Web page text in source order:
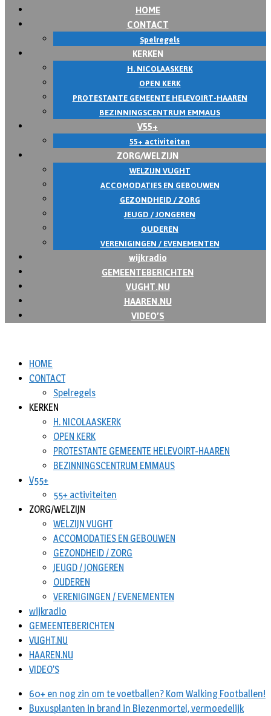
HOME
CONTACT
Spelregels
KERKEN
H. NICOLAASKERK
OPEN KERK
PROTESTANTE GEMEENTE HELEVOIRT-HAAREN
BEZINNINGSCENTRUM EMMAUS
V55+
55+ activiteiten
ZORG/WELZIJN
WELZIJN VUGHT
ACCOMODATIES EN GEBOUWEN
GEZONDHEID / ZORG
JEUGD / JONGEREN
OUDEREN
VERENIGINGEN / EVENEMENTEN
wijkradio
GEMEENTEBERICHTEN
VUGHT.NU
HAAREN.NU
VIDEO’S
HOME
CONTACT
Spelregels
KERKEN
H. NICOLAASKERK
OPEN KERK
PROTESTANTE GEMEENTE HELEVOIRT-HAAREN
BEZINNINGSCENTRUM EMMAUS
V55+
55+ activiteiten
ZORG/WELZIJN
WELZIJN VUGHT
ACCOMODATIES EN GEBOUWEN
GEZONDHEID / ZORG
JEUGD / JONGEREN
OUDEREN
VERENIGINGEN / EVENEMENTEN
wijkradio
GEMEENTEBERICHTEN
VUGHT.NU
HAAREN.NU
VIDEO’S
60+ en nog zin om te voetballen? Kom Walking Footballen!
Buxusplanten in brand in Biezenmortel, vermoedelijk